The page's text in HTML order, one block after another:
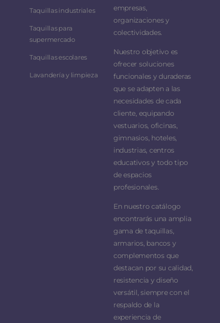
Taquillas industriales
Taquillas para
supermercado
Taquillas escolares
Lavandería y limpieza
empresas,
organizaciones y
colectividades.
Nuestro objetivo es
ofrecer soluciones
funcionales y duraderas
que se adapten a las
necesidades de cada
cliente, equipando
vestuarios, oficinas,
gimnasios, hoteles,
industrias, centros
educativos y todo tipo
de espacios
profesionales.
En nuestro catálogo
encontrarás una amplia
gama de taquillas,
armarios, bancos y
complementos que
destacan por su calidad,
resistencia y diseño
versátil, siempre con el
respaldo de la
experiencia de